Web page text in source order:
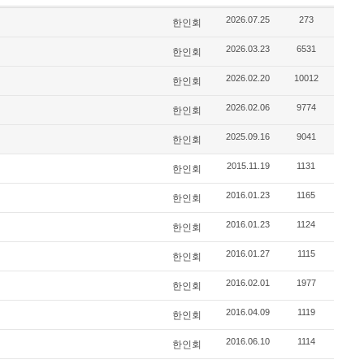
한인회 2026.07.25 273
한인회 2026.03.23 6531
한인회 2026.02.20 10012
한인회 2026.02.06 9774
한인회 2025.09.16 9041
한인회 2015.11.19 1131
한인회 2016.01.23 1165
한인회 2016.01.23 1124
한인회 2016.01.27 1115
한인회 2016.02.01 1977
한인회 2016.04.09 1119
한인회 2016.06.10 1114